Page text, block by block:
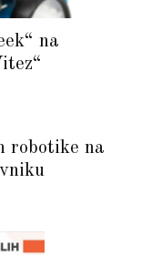
na
robotike na